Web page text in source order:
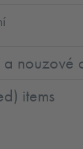
a nouzové
items